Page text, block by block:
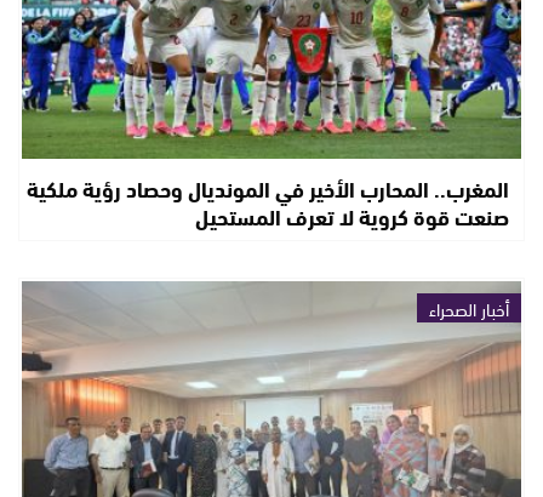
المغرب.. المحارب الأخير في المونديال وحصاد رؤية ملكية
صنعت قوة كروية لا تعرف المستحيل
أخبار الصحراء